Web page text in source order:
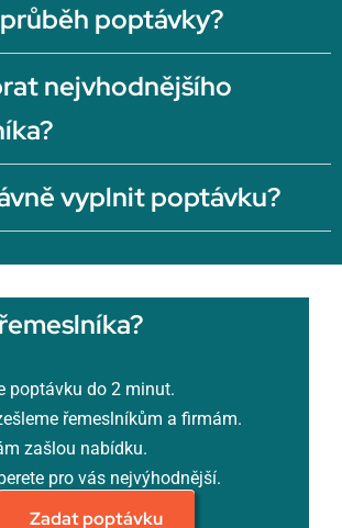
poptávky?
nejvhodnějšího
vyplnit poptávku?
poptávku do 2 minut.
řemeslníkům a firmám.
zašlou nabídku.
pro vás nejvýhodnější.
Zadat poptávku